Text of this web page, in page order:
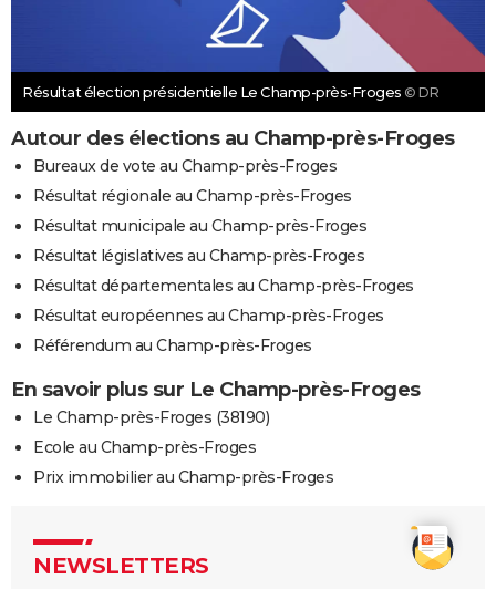
Résultat élection présidentielle Le Champ-près-Froges © DR
Autour des élections au Champ-près-Froges
Bureaux de vote au Champ-près-Froges
Résultat régionale au Champ-près-Froges
Résultat municipale au Champ-près-Froges
Résultat législatives au Champ-près-Froges
Résultat départementales au Champ-près-Froges
Résultat européennes au Champ-près-Froges
Référendum au Champ-près-Froges
En savoir plus sur Le Champ-près-Froges
Le Champ-près-Froges (38190)
Ecole au Champ-près-Froges
Prix immobilier au Champ-près-Froges
NEWSLETTERS